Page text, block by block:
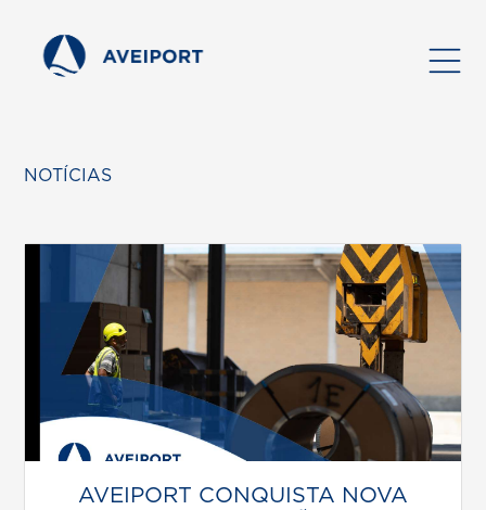
NOTÍCIAS
AVEIPORT CONQUISTA NOVA